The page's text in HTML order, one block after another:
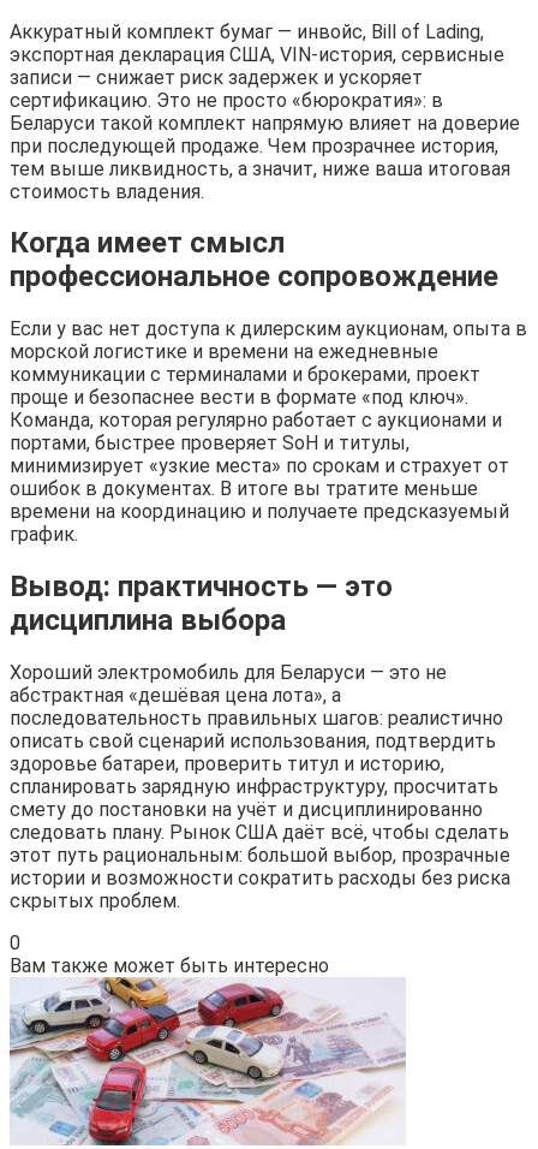
Аккуратный комплект бумаг — инвойс, Bill of Lading,
экспортная декларация США, VIN-история, сервисные
записи — снижает риск задержек и ускоряет
сертификацию. Это не просто «бюрократия»: в
Беларуси такой комплект напрямую влияет на доверие
при последующей продаже. Чем прозрачнее история,
тем выше ликвидность, а значит, ниже ваша итоговая
стоимость владения.
Когда имеет смысл
профессиональное сопровождение
Если у вас нет доступа к дилерским аукционам, опыта в
морской логистике и времени на ежедневные
коммуникации с терминалами и брокерами, проект
проще и безопаснее вести в формате «под ключ».
Команда, которая регулярно работает с аукционами и
портами, быстрее проверяет SoH и титулы,
минимизирует «узкие места» по срокам и страхует от
ошибок в документах. В итоге вы тратите меньше
времени на координацию и получаете предсказуемый
график.
Вывод: практичность — это
дисциплина выбора
Хороший электромобиль для Беларуси — это не
абстрактная «дешёвая цена лота», а
последовательность правильных шагов: реалистично
описать свой сценарий использования, подтвердить
здоровье батареи, проверить титул и историю,
спланировать зарядную инфраструктуру, просчитать
смету до постановки на учёт и дисциплинированно
следовать плану. Рынок США даёт всё, чтобы сделать
этот путь рациональным: большой выбор, прозрачные
истории и возможности сократить расходы без риска
скрытых проблем.
0
Вам также может быть интересно